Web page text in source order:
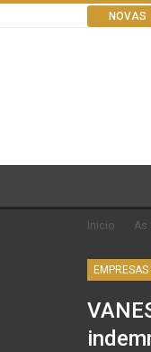
NOVAS
Inicio As
EMPRESAS